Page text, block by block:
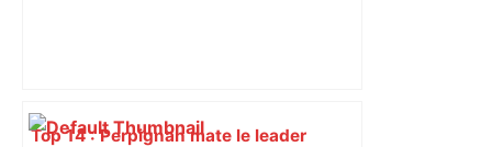
Top 14 : Perpignan mate le leader